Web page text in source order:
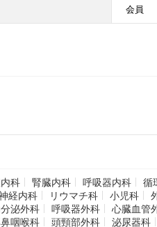
会員
科 腎臓内科 呼吸器内科
循
経内科 リウマチ科 小児科
泌外科 呼吸器外科 心臓血管
咽喉科 頭頸部外科 泌尿器科